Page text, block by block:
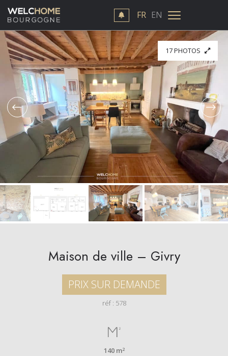
FR EN
17 PHOTOS
Maison de ville – Givry
PRIX SUR DEMANDE
réf : 578
140 m2